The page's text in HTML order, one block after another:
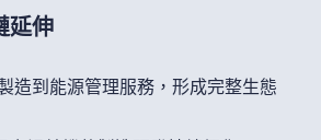
延伸
造到能源管理服務，形成完整生態